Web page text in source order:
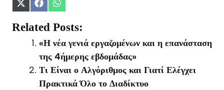
Share
X
(Twitter)
Share
Facebook
Share
WhatsApp
Related Posts:
«Η νέα γενιά εργαζομένων και η επανάσταση
της 4ήμερης εβδομάδας»
Τι Είναι ο Αλγόριθμος και Γιατί Ελέγχει
Πρακτικά Όλο το Διαδίκτυο